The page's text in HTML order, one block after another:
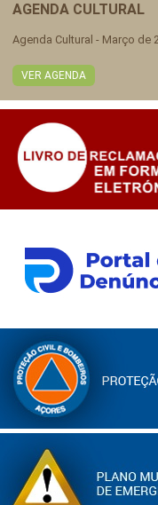
AGENDA CULTURAL
Agenda Cultural - Março de
VER AGENDA